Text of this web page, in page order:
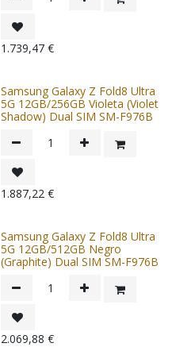
1.739,47€
Samsung Galaxy Z Fold8 Ultra
5G 12GB/256GB Violeta (Violet
Shadow) Dual SIM SM-F976B
1.887,22 €
Samsung Galaxy Z Fold8 Ultra
5G 12GB/512GB Negro
(Graphite) Dual SIM SM-F976B
2.069,88 €